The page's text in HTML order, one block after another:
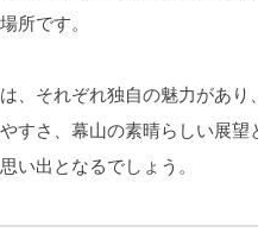
所です。
、それぞれ独自の魅力があ
すさ、幕山の素晴らしい展
い出となるでしょう。